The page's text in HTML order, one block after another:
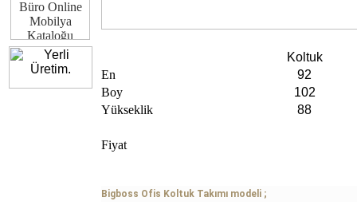
Koltuk
En
92
Boy
102
Yükseklik
88
Fiyat
Bigboss Ofis Koltuk Takımı modeli ;